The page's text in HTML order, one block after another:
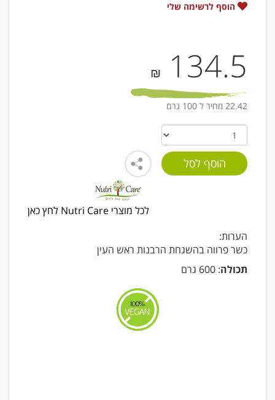
הוסף לרשימה שלי
134.5
₪
22.42 מחיר ל 100 גרם
לכל מוצרי Nutri Care לחץ כאן
הערות:
כשר פרווה בהשגחת הרבנות ראש העין
תכולה: 600 גרם